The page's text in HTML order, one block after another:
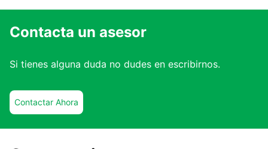
Contacta un asesor
Si tienes alguna duda no dudes en escribirnos.
Contactar Ahora